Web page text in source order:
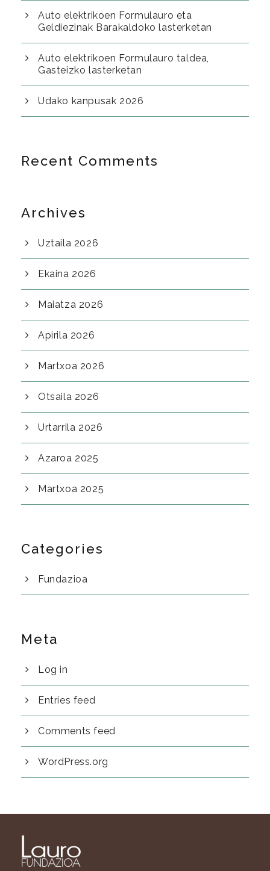
Auto elektrikoen Formulauro eta
Geldiezinak Barakaldoko lasterketan
Auto elektrikoen Formulauro taldea,
Gasteizko lasterketan
Udako kanpusak 2026
Recent Comments
Archives
Uztaila 2026
Ekaina 2026
Maiatza 2026
Apirila 2026
Martxoa 2026
Otsaila 2026
Urtarrila 2026
Azaroa 2025
Martxoa 2025
Categories
Fundazioa
Meta
Log in
Entries feed
Comments feed
WordPress.org